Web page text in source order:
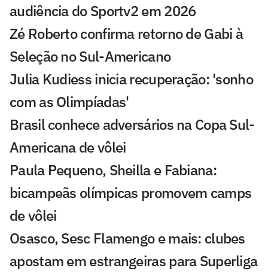
audiência do Sportv2 em 2026
Zé Roberto confirma retorno de Gabi à
Seleção no Sul-Americano
Julia Kudiess inicia recuperação: 'sonho
com as Olimpíadas'
Brasil conhece adversários na Copa Sul-
Americana de vôlei
Paula Pequeno, Sheilla e Fabiana:
bicampeãs olímpicas promovem camps
de vôlei
Osasco, Sesc Flamengo e mais: clubes
apostam em estrangeiras para Superliga